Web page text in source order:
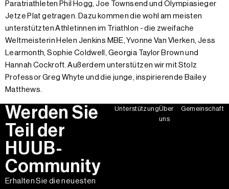
Paratriathleten Phil Hogg, Joe Townsend und Olympiasieger
Jetze Plat getragen. Dazu kommen die wohl am meisten
unterstützten Athletinnen im Triathlon - die zweifache
Weltmeisterin Helen Jenkins MBE, Yvonne Van Vlerken, Jess
Learmonth, Sophie Coldwell, Georgia Taylor Brown und
Hannah Cockroft. Außerdem unterstützen wir mit Stolz
Professor Greg Whyte und die junge, inspirierende Bailey
Matthews.
Werden Sie
Teil der
HUUB-
Community
Erhalten Sie die neuesten
UnterstützungÜber
uns
Gemeinschaft